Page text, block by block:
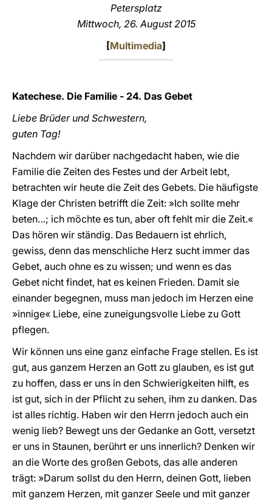
Petersplatz
Mittwoch, 26. August 2015
[Multimedia]
Katechese. Die Familie - 24. Das Gebet
Liebe Brüder und Schwestern,
guten Tag!
Nachdem wir darüber nachgedacht haben, wie die
Familie die Zeiten des Festes und der Arbeit lebt,
betrachten wir heute die Zeit des Gebets. Die häufigste
Klage der Christen betrifft die Zeit: »Ich sollte mehr
beten…; ich möchte es tun, aber oft fehlt mir die Zeit.«
Das hören wir ständig. Das Bedauern ist ehrlich,
gewiss, denn das menschliche Herz sucht immer das
Gebet, auch ohne es zu wissen; und wenn es das
Gebet nicht findet, hat es keinen Frieden. Damit sie
einander begegnen, muss man jedoch im Herzen eine
»innige« Liebe, eine zuneigungsvolle Liebe zu Gott
pflegen.
Wir können uns eine ganz einfache Frage stellen. Es ist
gut, aus ganzem Herzen an Gott zu glauben, es ist gut
zu hoffen, dass er uns in den Schwierigkeiten hilft, es
ist gut, sich in der Pflicht zu sehen, ihm zu danken. Das
ist alles richtig. Haben wir den Herrn jedoch auch ein
wenig lieb? Bewegt uns der Gedanke an Gott, versetzt
er uns in Staunen, berührt er uns innerlich? Denken wir
an die Worte des großen Gebots, das alle anderen
trägt: »Darum sollst du den Herrn, deinen Gott, lieben
mit ganzem Herzen, mit ganzer Seele und mit ganzer